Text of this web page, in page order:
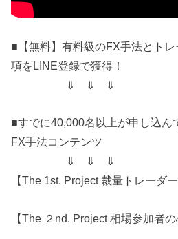
■【無料】有料級のFX手法とト
項をLINE登録で獲得！
⇓ ⇓ ⇓
■すでに40,000名以上が申し込ん
FX手法コンテンツ
⇓ ⇓ ⇓
【The 1st. Project 裁量トレーダ
【The ２nd. Project 相場参加者の